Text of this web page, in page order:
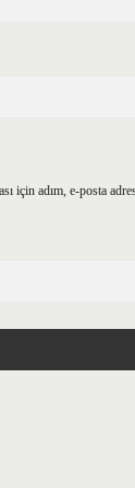
için adım, e-posta